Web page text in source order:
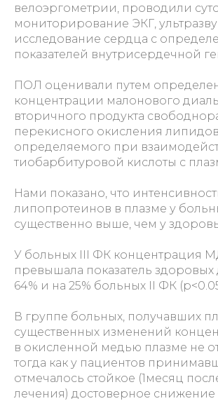
велоэргометрии, проводили
мониторирование ЭКГ,
исследование сердца с
показателей внутрисердечной
ПОЛ оценивали путем
концентрации малонового
вторичного продукта
перекисного окисления
определяемого при
тиобарбитуровой кислоты с
Нами показано, что
липопротеинов в плазме у
существенно выше, чем у
У больных III ФК концентрация
превышала показатель
64% и на 25% больных II ФК
В группе больных, получавших
существенных изменений
в окисленной медью плазме не
тогда как у пациентов
отмечалось стойкое (1месяц
лечения) достоверное снижение